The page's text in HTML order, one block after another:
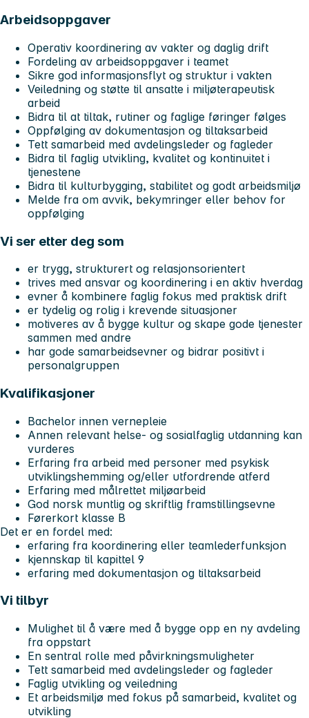
Arbeidsoppgaver
Operativ koordinering av vakter og daglig drift
Fordeling av arbeidsoppgaver i teamet
Sikre god informasjonsflyt og struktur i vakten
Veiledning og støtte til ansatte i miljøterapeutisk
arbeid
Bidra til at tiltak, rutiner og faglige føringer følges
Oppfølging av dokumentasjon og tiltaksarbeid
Tett samarbeid med avdelingsleder og fagleder
Bidra til faglig utvikling, kvalitet og kontinuitet i
tjenestene
Bidra til kulturbygging, stabilitet og godt arbeidsmiljø
Melde fra om avvik, bekymringer eller behov for
oppfølging
Vi ser etter deg som
er trygg, strukturert og relasjonsorientert
trives med ansvar og koordinering i en aktiv hverdag
evner å kombinere faglig fokus med praktisk drift
er tydelig og rolig i krevende situasjoner
motiveres av å bygge kultur og skape gode tjenester
sammen med andre
har gode samarbeidsevner og bidrar positivt i
personalgruppen
Kvalifikasjoner
Bachelor innen vernepleie
Annen relevant helse- og sosialfaglig utdanning kan
vurderes
Erfaring fra arbeid med personer med psykisk
utviklingshemming og/eller utfordrende atferd
Erfaring med målrettet miljøarbeid
God norsk muntlig og skriftlig framstillingsevne
Førerkort klasse B
Det er en fordel med:
erfaring fra koordinering eller teamlederfunksjon
kjennskap til kapittel 9
erfaring med dokumentasjon og tiltaksarbeid
Vi tilbyr
Mulighet til å være med å bygge opp en ny avdeling
fra oppstart
En sentral rolle med påvirkningsmuligheter
Tett samarbeid med avdelingsleder og fagleder
Faglig utvikling og veiledning
Et arbeidsmiljø med fokus på samarbeid, kvalitet og
utvikling